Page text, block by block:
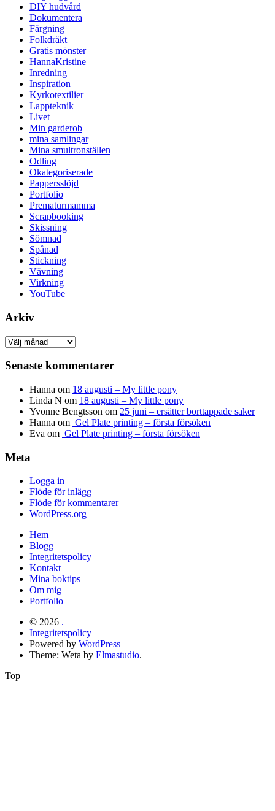
DIY hudvård
Dokumentera
Färgning
Folkdräkt
Gratis mönster
HannaKristine
Inredning
Inspiration
Kyrkotextilier
Lappteknik
Livet
Min garderob
mina samlingar
Mina smultronställen
Odling
Okategoriserade
Pappersslöjd
Portfolio
Prematurmamma
Scrapbooking
Skissning
Sömnad
Spånad
Stickning
Vävning
Virkning
YouTube
Arkiv
Arkiv
Senaste kommentarer
Hanna om 18 augusti – My little pony
Linda N om 18 augusti – My little pony
Yvonne Bengtsson om 25 juni – ersätter borttappade saker
Hanna om Gel Plate printing – första försöken
Eva om Gel Plate printing – första försöken
Meta
Logga in
Flöde för inlägg
Flöde för kommentarer
WordPress.org
Hem
Blogg
Integritetspolicy
Kontakt
Mina boktips
Om mig
Portfolio
© 2026 .
Integritetspolicy
Powered by WordPress
Theme: Weta by Elmastudio.
Top